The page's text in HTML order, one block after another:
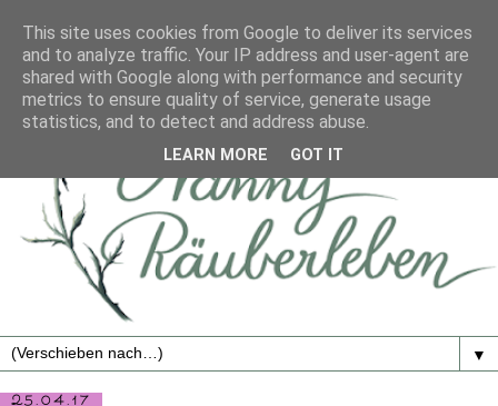
▼
This site uses cookies from Google to deliver its services
and to analyze traffic. Your IP address and user-agent are
shared with Google along with performance and security
metrics to ensure quality of service, generate usage
statistics, and to detect and address abuse.
LEARN MORE GOT IT